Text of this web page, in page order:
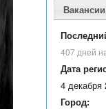
Вакансии
407 дней
Дата
4 декабря
Город: